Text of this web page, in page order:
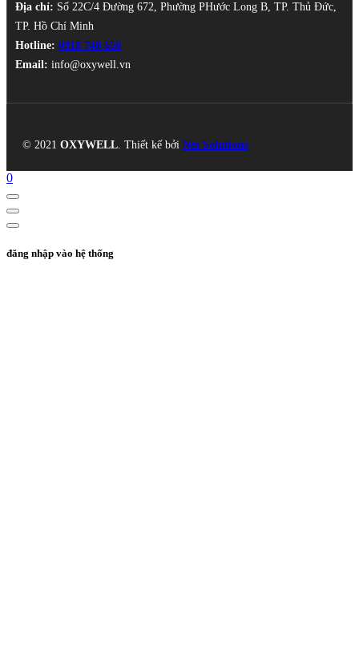
Địa chỉ: Số 22C/4 Đường 672, Phường PHước Long B, TP. Thủ Đức,
TP. Hồ Chí Minh
Hotline: 0918 748 650
Email: info@oxywell.vn
© 2021 OXYWELL. Thiết kế bởi Net Solutions
0
đăng nhập vào hệ thống